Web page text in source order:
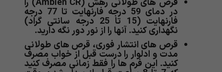
قرص های طولانی رهش (Ambien CR) را
در دمای 59 درجه فارنهایت تا 77 درجه
فارنهایت (15 تا 25 درجه سانتی گراد)
نگهداری کنید. آنها را از نور دور نگه دارید.
قرص های انتشار فوری، قرص های طولانی
مدت و ادلوار را درست قبل از خواب مصرف
کنید. این فرم ها را فقط زمانی مصرف کنید